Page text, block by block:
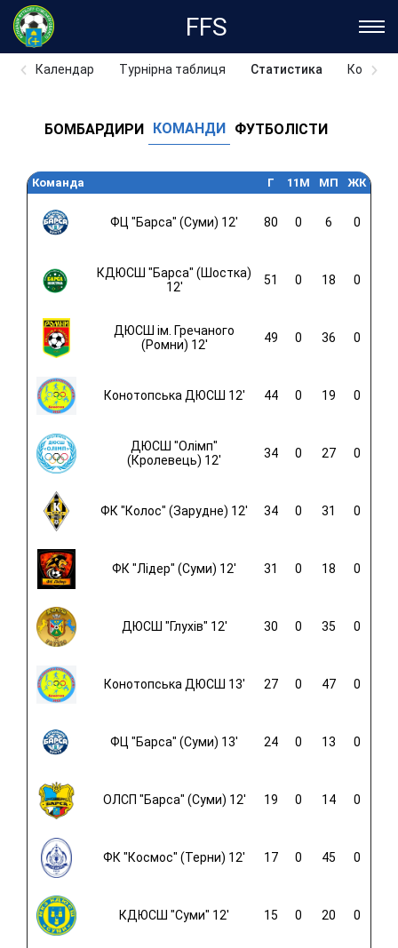
FFS
Календар Турнірна таблиця Статистика
БОМБАРДИРИ КОМАНДИ ФУТБОЛІСТИ
Команда Г 11M МП ЖК
ФЦ "Барса" (Суми) 12' 80 0 6 0
КДЮСШ "Барса" (Шостка)
12'
51 0 18 0
ДЮСШ ім. Гречаного
(Ромни) 12'
49 0 36 0
Конотопська ДЮСШ 12' 44 0 19 0
ДЮСШ "Олімп"
(Кролевець) 12'
34 0 27 0
ФК "Колос" (Зарудне) 12' 34 0 31 0
ФК "Лідер" (Суми) 12' 31 0 18 0
ДЮСШ "Глухів" 12' 30 0 35 0
Конотопська ДЮСШ 13' 27 0 47 0
ФЦ "Барса" (Суми) 13' 24 0 13 0
ОЛСП "Барса" (Суми) 12' 19 0 14 0
ФК "Космос" (Терни) 12' 17 0 45 0
КДЮСШ "Суми" 12' 15 0 20 0